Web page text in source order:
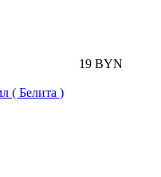
19 BYN
( Белита )